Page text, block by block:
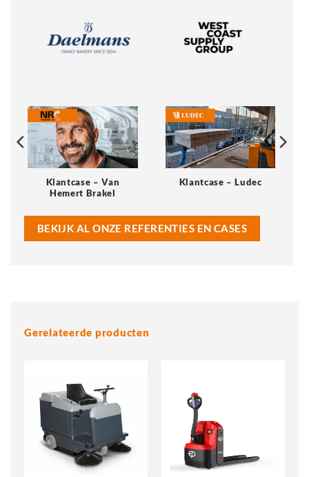
Klantcase – Van
Hemert Brakel
Klantcase – Ludec
BEKIJK AL ONZE REFERENTIES EN CASES
Gerelateerde producten